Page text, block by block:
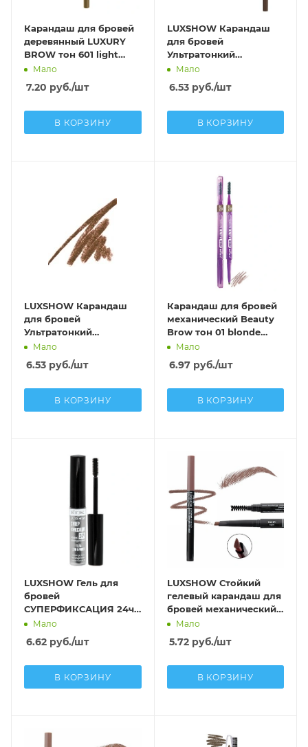
Карандаш для бровей
деревянный LUXURY
BROW тон 601 light
brown
Мало
7.20 руб./шт
В КОРЗИНУ
LUXSHOW Карандаш
для бровей
Ультратонкий
пудровый, тон 4
Мало
6.53руб./шт
В КОРЗИНУ
LUXSHOW Карандаш
для бровей
Ультратонкий
пудровый, тон 2
Мало
6.53 руб./шт
В КОРЗИНУ
Карандаш для бровей
механический Beauty
Brow тон 01 blonde
taupe
Мало
6.97руб./шт
В КОРЗИНУ
LUXSHOW Гель для
бровей
СУПЕРФИКСАЦИЯ 24ч
ЭФФЕКТ
ЛАМИНИРОВАНИЯ,
силиконовая щеточка
Мало
6.62 руб./шт
В КОРЗИНУ
LUXSHOW Стойкий
гелевый карандаш для
бровей механический,
тон 01 тауп
Мало
5.72руб./шт
В КОРЗИНУ